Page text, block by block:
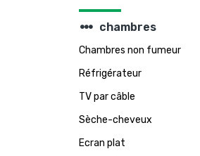
steppers chambres
Chambres non fumeur
Réfrigérateur
TV par câble
Sèche-cheveux
Ecran plat